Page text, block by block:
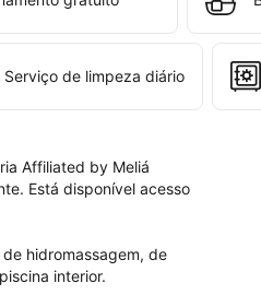
Serviço de limpeza diário
Affiliated by Meliá
Está disponível acesso
hidromassagem, de
interior.